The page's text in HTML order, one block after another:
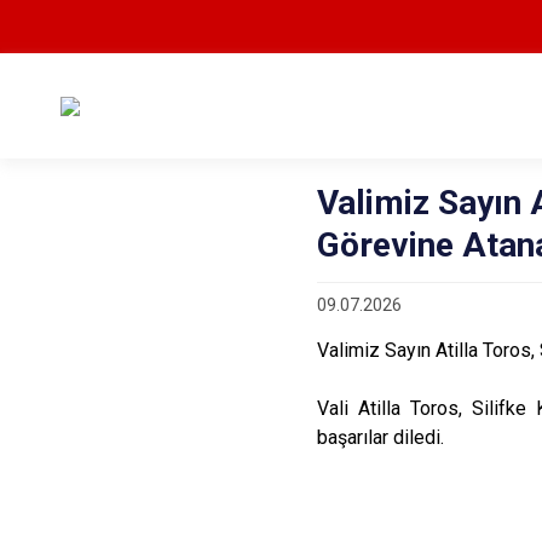
Valimiz Sayın
Görevine
09.07.2026
Valimiz Sayın Atilla Toros,
Vali Atilla Toros, Silifke
başarılar diledi.